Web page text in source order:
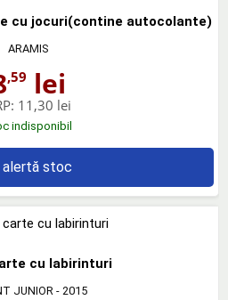
cu jocuri(contine autocolante)
ARAMIS
,59 lei
11,30 lei
indisponibil
alertă stoc
cu labirinturi
JUNIOR - 2015